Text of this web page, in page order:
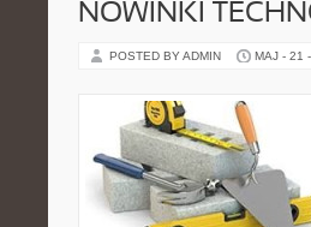
NOWINKI
POSTED BY ADMIN MAJ - 21